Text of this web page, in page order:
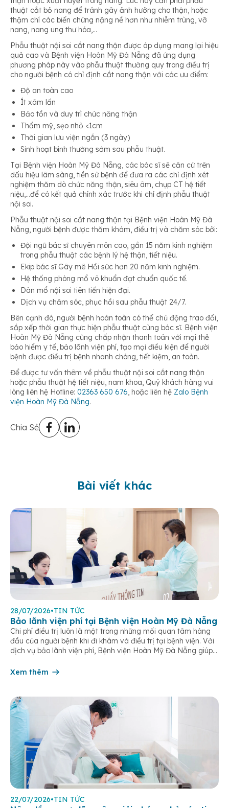
thuật cắt bỏ nang để tránh gây ảnh hưởng cho thận, hoặc
thậm chí các biến chứng nặng nề hơn như nhiễm trùng, vỡ
nang, nang ung thư hóa,…
Phẫu thuật nội soi cắt nang thận được áp dụng mang lại hiệu
quả cao và Bệnh viện Hoàn Mỹ Đà Nẵng đã ứng dụng
phương pháp này vào phẫu thuật thường quy trong điều trị
cho người bệnh có chỉ định cắt nang thận với các ưu điểm:
Độ an toàn cao
Ít xâm lấn
Bảo tồn và duy trì chức năng thận
Thẩm mỹ, sẹo nhỏ <1cm
Thời gian lưu viện ngắn (3 ngày)
Sinh hoạt bình thường sớm sau phẫu thuật.
Tại Bệnh viện Hoàn Mỹ Đà Nẵng, các bác sĩ sẽ căn cứ trên
dấu hiệu lâm sàng, tiền sử bệnh để đưa ra các chỉ định xét
nghiệm thăm dò chức năng thận, siêu âm, chụp CT hệ tiết
niệu,…để có kết quả chính xác trước khi chỉ định phẫu thuật
nội soi.
Phẫu thuật nội soi cắt nang thận tại Bệnh viện Hoàn Mỹ Đà
Nẵng, người bệnh được thăm khám, điều trị và chăm sóc bởi:
Đội ngũ bác sĩ chuyên môn cao, gần 15 năm kinh nghiệm
trong phẫu thuật các bệnh lý hệ thận, tiết niệu.
Ekip bác sĩ Gây mê Hồi sức hơn 20 năm kinh nghiệm.
Hệ thống phòng mổ vô khuẩn đạt chuẩn quốc tế.
Dàn mổ nội soi tiên tiến hiện đại.
Dịch vụ chăm sóc, phục hồi sau phẫu thuật 24/7.
Bên cạnh đó, người bệnh hoàn toàn có thể chủ động trao đổi,
sắp xếp thời gian thực hiện phẫu thuật cùng bác sĩ. Bệnh viện
Hoàn Mỹ Đà Nẵng cũng chấp nhận thanh toán với mọi thẻ
bảo hiểm y tế, bảo lãnh viện phí, tạo mọi điều kiện để người
bệnh được điều trị bệnh nhanh chóng, tiết kiệm, an toàn.
Để được tư vấn thêm về phẫu thuật nội soi cắt nang thận
hoặc phẫu thuật hệ tiết niệu, nam khoa, Quý khách hàng vui
lòng liên hệ Hotline: 02363 650 676, hoặc liên hệ Zalo Bệnh
viện Hoàn Mỹ Đà Nẵng.
Chia Sẻ
Bài viết khác
28/07/2026•TIN TỨC
Bảo lãnh viện phí tại Bệnh viện Hoàn Mỹ Đà Nẵng
Chi phí điều trị luôn là một trong những mối quan tâm hàng
đầu của người bệnh khi đi khám và điều trị tại bệnh viện. Với
dịch vụ bảo lãnh viện phí, Bệnh viện Hoàn Mỹ Đà Nẵng giúp
tục thanh toán […]
Xem thêm
22/07/2026•TIN TỨC